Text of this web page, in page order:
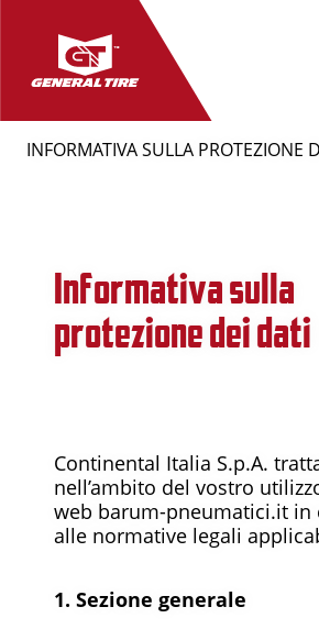
INFORMATIVA SULLA PROTEZIONE
Informativa sulla
protezione dei dati
Continental Italia S.p.A.
nell’ambito del vostro
web barum-pneumatici.it in
alle normative legali
1. Sezione generale